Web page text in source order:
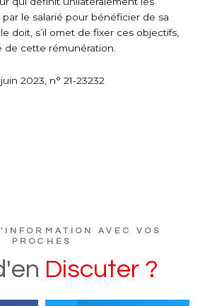
le salarié pour bénéficier de sa
doit, s’il omet de fixer ces objectifs,
de cette rémunération.
2023, n° 21-23232
AVEC VOS
PROCHES
Discuter ?